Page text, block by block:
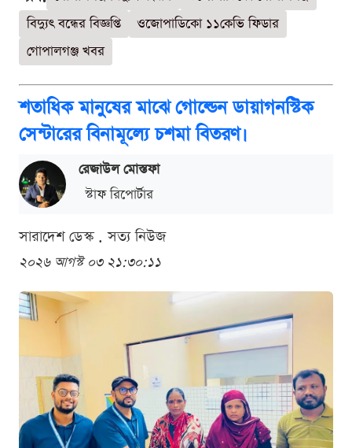
বিদ্যুৎ বন্ধের বিজ্ঞপ্তি
ওজোপাডিকো ১১কেভি ফিডার
গোপালগঞ্জ খবর
শতাধিক মানুষের মাঝে গোল্ডেন ডায়াগনস্টিক
সেন্টারের বিনামূল্যে চশমা বিতরণ।
রেজাউল মোস্তফা
স্টাফ রিপোর্টার
সারাদেশ ডেস্ক . সত্য নিউজ
২০২৬ আগস্ট ০৩ ২১:৩০:১১